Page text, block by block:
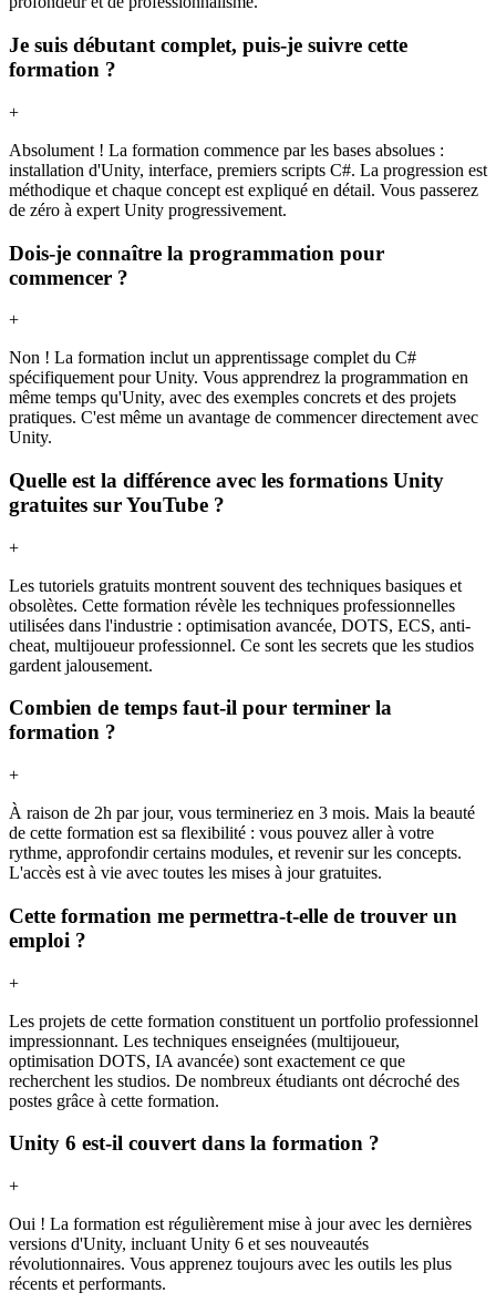
Je suis débutant complet, puis-je suivre cette
formation ?
+
Absolument ! La formation commence par les bases absolues :
installation d'Unity, interface, premiers scripts C#. La progression est
méthodique et chaque concept est expliqué en détail. Vous passerez
de zéro à expert Unity progressivement.
Dois-je connaître la programmation pour
commencer ?
+
Non ! La formation inclut un apprentissage complet du C#
spécifiquement pour Unity. Vous apprendrez la programmation en
même temps qu'Unity, avec des exemples concrets et des projets
pratiques. C'est même un avantage de commencer directement avec
Unity.
Quelle est la différence avec les formations Unity
gratuites sur YouTube ?
+
Les tutoriels gratuits montrent souvent des techniques basiques et
obsolètes. Cette formation révèle les techniques professionnelles
utilisées dans l'industrie : optimisation avancée, DOTS, ECS, anti-
cheat, multijoueur professionnel. Ce sont les secrets que les studios
gardent jalousement.
Combien de temps faut-il pour terminer la
formation ?
+
À raison de 2h par jour, vous termineriez en 3 mois. Mais la beauté
de cette formation est sa flexibilité : vous pouvez aller à votre
rythme, approfondir certains modules, et revenir sur les concepts.
L'accès est à vie avec toutes les mises à jour gratuites.
Cette formation me permettra-t-elle de trouver un
emploi ?
+
Les projets de cette formation constituent un portfolio professionnel
impressionnant. Les techniques enseignées (multijoueur,
optimisation DOTS, IA avancée) sont exactement ce que
recherchent les studios. De nombreux étudiants ont décroché des
postes grâce à cette formation.
Unity 6 est-il couvert dans la formation ?
+
Oui ! La formation est régulièrement mise à jour avec les dernières
versions d'Unity, incluant Unity 6 et ses nouveautés
révolutionnaires. Vous apprenez toujours avec les outils les plus
récents et performants.